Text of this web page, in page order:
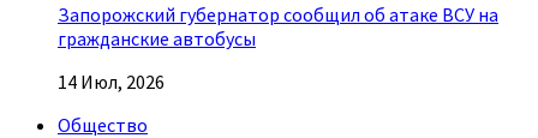
Запорожский губернатор сообщил об атаке ВСУ на
гражданские автобусы
14 Июл, 2026
Общество